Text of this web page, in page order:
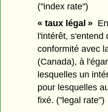
("index rate")
« taux légal »
l'intérêt,
conformité avec
(Canada), à
lesquelles un
pour lesquelles
fixé. ("legal rate")